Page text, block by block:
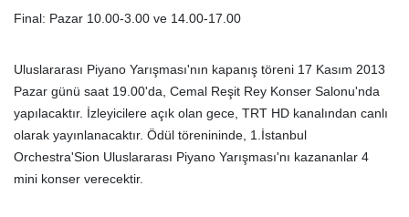
Final: Pazar 10.00-3.00 ve 14.00-17.00
Uluslararası Piyano Yarışması'nın kapanış töreni 17 Kasım 2013
Pazar günü saat 19.00'da, Cemal Reşit Rey Konser Salonu'nda
yapılacaktır. İzleyicilere açık olan gece, TRT HD kanalından canlı
olarak yayınlanacaktır. Ödül törenininde, 1.İstanbul
Orchestra'Sion Uluslararası Piyano Yarışması'nı kazananlar 4
mini konser verecektir.